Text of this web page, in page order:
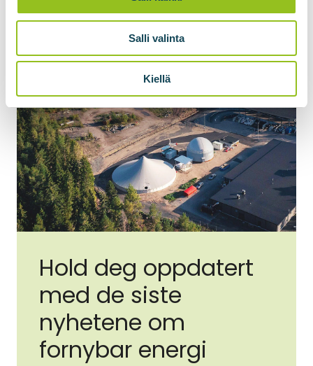
Salli valinta
Kiellä
Hold deg oppdatert
med de siste
nyhetene om
fornybar energi